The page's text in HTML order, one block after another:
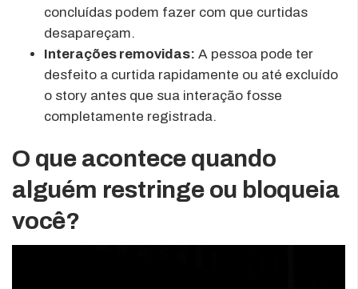
concluídas podem fazer com que curtidas
desapareçam.
Interações removidas: A pessoa pode ter
desfeito a curtida rapidamente ou até excluído
o story antes que sua interação fosse
completamente registrada.
O que acontece quando
alguém restringe ou bloqueia
você?